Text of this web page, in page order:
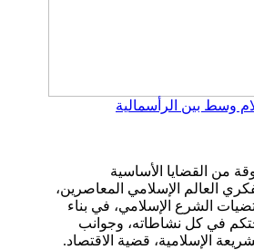
وسط بين الرأسمالية
من القضايا الأساسية
العالم الإسلامي المعاصرين،
الشرع الإسلامي، في بناء
في كل نشاطاته، وجوانب
الإسلامية، قضية الاقتصاد.